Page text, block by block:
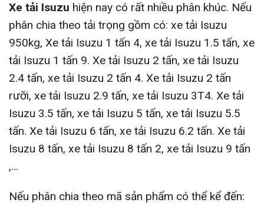
Xe tải Isuzu hiện nay có rất nhiều phân khúc. Nếu
phân chia theo tải trọng gồm có: xe tải Isuzu
950kg, Xe tải Isuzu 1 tấn 4, xe tải Isuzu 1.5 tấn, xe
tải Isuzu 1 tấn 9. Xe tải Isuzu 2 tấn, xe tải Isuzu
2.4 tấn, xe tải Isuzu 2 tấn 4. Xe tải Isuzu 2 tấn
rưỡi, xe tải Isuzu 2.9 tấn, xe tải Isuzu 3T4. Xe tải
Isuzu 3.5 tấn, xe tải Isuzu 5 tấn, xe tải Isuzu 5.5
tấn. Xe tải Isuzu 6 tấn, xe tải Isuzu 6.2 tấn. Xe tải
Isuzu 8 tấn, xe tải Isuzu 8 tấn 2, xe tải Isuzu 9 tấn
,…
Nếu phân chia theo mã sản phẩm có thể kể đến: